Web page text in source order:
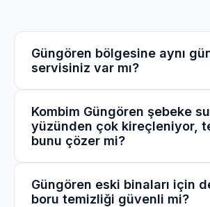
Güngören bölgesine aynı
servisiniz var mı?
Evet, Güngören ve çevresi için
araçlarımız sürekli ring halindedir.
merkezimizden oluşturduğunuz
yoğunluğa göre aynı gün içinde
sağlayabiliyoruz.
Kombim Güngören şebeke
yüzünden çok kireçleniyor,
bunu çözer mi?
Evet, kullandığımız koruyucu
şebeke suyunun kireç yapıcı
Güngören eski binaları için
boru temizliği güvenli mi?